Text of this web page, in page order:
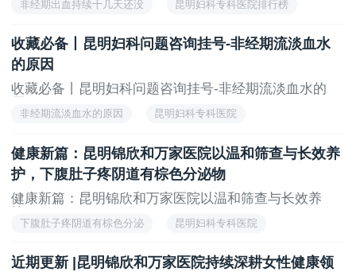
非经期出血持续十几天还没 昆明妇科专科医院排行榜
收藏必备丨昆明妇科问题咨询挂号-非经期流淡血水
的原因
收藏必备丨昆明妇科问题咨询挂号-非经期流淡血水的
非经期流淡血水的原因 昆明妇科专科医院
健康新篇：昆明锦欣和万家医院以温和筛查与长效养
护，下腹肚子疼阴道有棕色分泌物
健康新篇：昆明锦欣和万家医院以温和筛查与长效养
下腹肚子疼阴道有棕色分泌 昆明妇科专科医院
近期更新 |昆明锦欣和万家医院持续深耕女性健康领